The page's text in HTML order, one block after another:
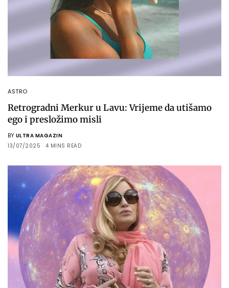
ASTRO
Retrogradni Merkur u Lavu: Vrijeme da utišamo
ego i presložimo misli
BY ULTRA MAGAZIN
13/07/2025
4 MINS READ